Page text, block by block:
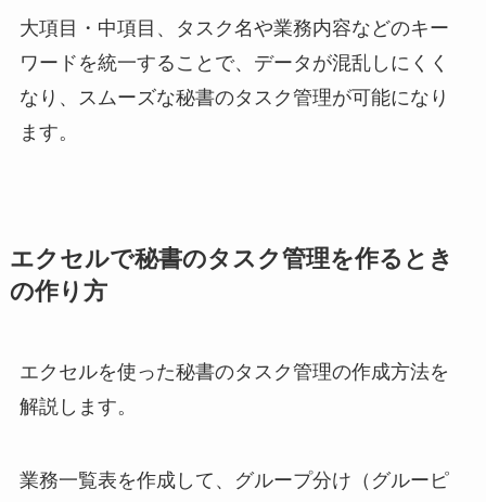
大項目・中項目、タスク名や業務内容などのキー
ワードを統一することで、データが混乱しにくく
なり、スムーズな秘書のタスク管理が可能になり
ます。
エクセルで秘書のタスク管理を作るとき
の作り方
エクセルを使った秘書のタスク管理の作成方法を
解説します。
業務一覧表を作成して、グループ分け（グルーピ